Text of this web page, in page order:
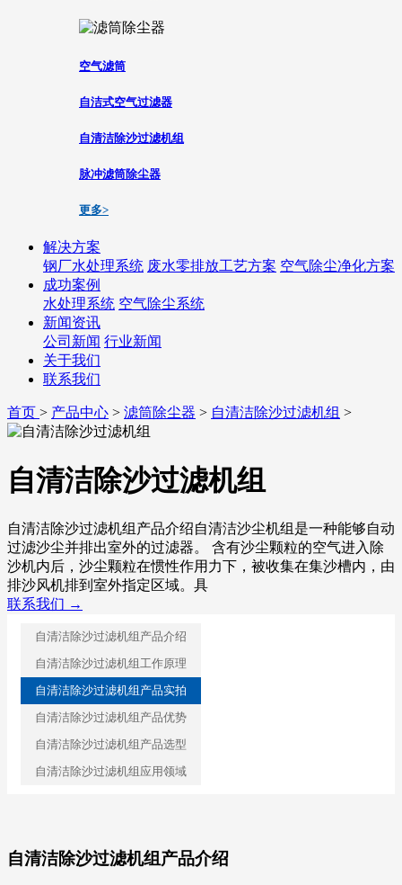
空气滤筒
自洁式空气过滤器
自清洁除沙过滤机组
脉冲滤筒除尘器
更多>
解决方案
钢厂水处理系统 废水零排放工艺方案 空气除尘净化方案
成功案例
水处理系统 空气除尘系统
新闻资讯
公司新闻 行业新闻
关于我们
联系我们
首页 > 产品中心 > 滤筒除尘器 > 自清洁除沙过滤机组 >
自清洁除沙过滤机组
自清洁除沙过滤机组产品介绍自清洁沙尘机组是一种能够自动
过滤沙尘并排出室外的过滤器。 含有沙尘颗粒的空气进入除
沙机内后，沙尘颗粒在惯性作用力下，被收集在集沙槽内，由
排沙风机排到室外指定区域。具
联系我们 →
自清洁除沙过滤机组产品介绍
自清洁除沙过滤机组工作原理
自清洁除沙过滤机组产品实拍
自清洁除沙过滤机组产品优势
自清洁除沙过滤机组产品选型
自清洁除沙过滤机组应用领域
自清洁除沙过滤机组产品介绍